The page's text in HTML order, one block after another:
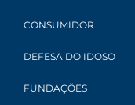
CONSUMIDOR
DEFESA DO IDOSO
FUNDAÇÕES